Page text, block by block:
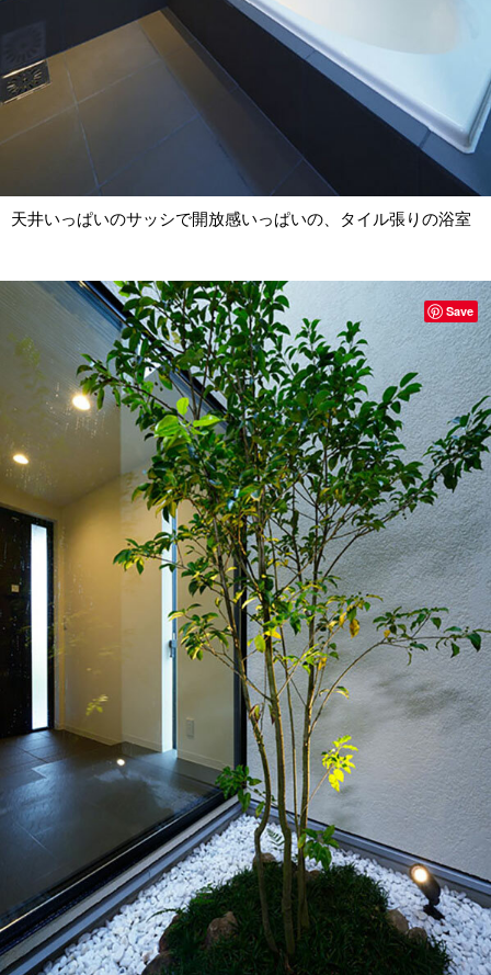
天井いっぱいのサッシで開放感いっぱいの、タイル張りの浴室
Save